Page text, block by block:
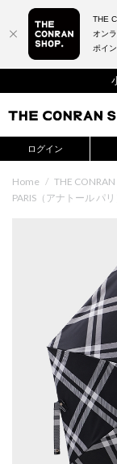
ログイン
Home / THE CONRAN
PARIS（アナトール パ
THE
オン
ポイ